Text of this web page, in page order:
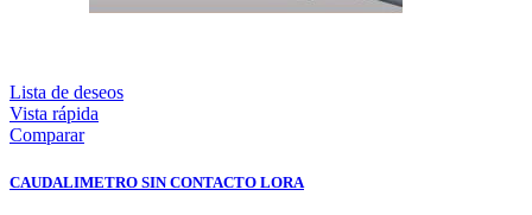
Lista de deseos
Vista rápida
Comparar
CAUDALIMETRO SIN CONTACTO LORA